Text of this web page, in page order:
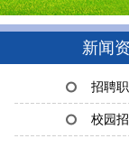
新闻
招聘
校园